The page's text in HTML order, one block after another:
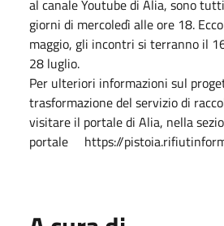
al canale Youtube di Alia, sono
giorni di mercoledì alle ore 18.
maggio, gli incontri si terranno il
28 luglio.
Per ulteriori informazioni sul
trasformazione del servizio di
visitare il portale di Alia, nella
portale https://